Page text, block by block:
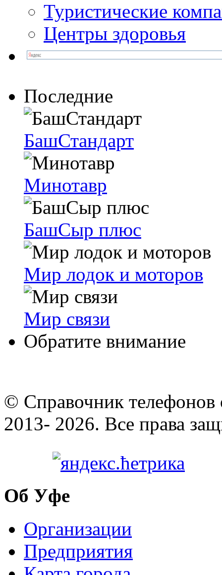
Туристические
Центры здоровья
Последние
БашСтандарт
Минотавр
БашСыр плюс
Мир лодок и моторов
Мир связи
Обратите внимание
© Cправочник телефонов
2013- 2026. Все права
Об Уфе
Организации
Предприятия